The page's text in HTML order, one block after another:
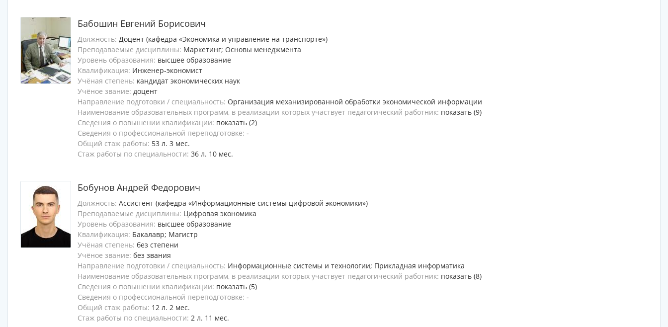
Бабошин Евгений Борисович
Должность: Доцент (кафедра «Экономика и управление на транспорте»)
Преподаваемые дисциплины: Маркетинг; Основы менеджмента
Уровень образования: высшее образование
Квалификация: Инженер-экономист
Учёная степень: кандидат экономических наук
Учёное звание: доцент
Направление подготовки / специальность: Организация механизированной обработки экономической информации
Наименование образовательных программ, в реализации которых участвует педагогический работник: показать (9)
Сведения о повышении квалификации: показать (2)
Сведения о профессиональной переподготовке: -
Общий стаж работы: 53 л. 3 мес.
Стаж работы по специальности: 36 л. 10 мес.
Бобунов Андрей Федорович
Должность: Ассистент (кафедра «Информационные системы цифровой экономики»)
Преподаваемые дисциплины: Цифровая экономика
Уровень образования: высшее образование
Квалификация: Бакалавр; Магистр
Учёная степень: без степени
Учёное звание: без звания
Направление подготовки / специальность: Информационные системы и технологии; Прикладная информатика
Наименование образовательных программ, в реализации которых участвует педагогический работник: показать (8)
Сведения о повышении квалификации: показать (5)
Сведения о профессиональной переподготовке: -
Общий стаж работы: 12 л. 2 мес.
Стаж работы по специальности: 2 л. 11 мес.